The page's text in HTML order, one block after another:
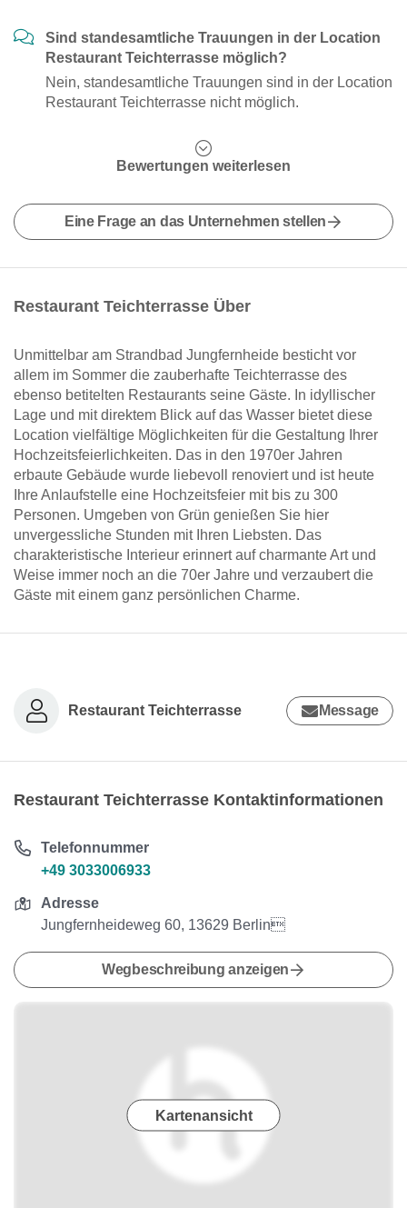
Sind standesamtliche Trauungen in der Location
Restaurant Teichterrasse möglich?
Nein, standesamtliche Trauungen sind in der Location
Restaurant Teichterrasse nicht möglich.
Bewertungen weiterlesen
Eine Frage an das Unternehmen stellen
Restaurant Teichterrasse Über
Unmittelbar am Strandbad Jungfernheide besticht vor
allem im Sommer die zauberhafte Teichterrasse des
ebenso betitelten Restaurants seine Gäste. In idyllischer
Lage und mit direktem Blick auf das Wasser bietet diese
Location vielfältige Möglichkeiten für die Gestaltung Ihrer
Hochzeitsfeierlichkeiten. Das in den 1970er Jahren
erbaute Gebäude wurde liebevoll renoviert und ist heute
Ihre Anlaufstelle eine Hochzeitsfeier mit bis zu 300
Personen. Umgeben von Grün genießen Sie hier
unvergessliche Stunden mit Ihren Liebsten. Das
charakteristische Interieur erinnert auf charmante Art und
Weise immer noch an die 70er Jahre und verzaubert die
Gäste mit einem ganz persönlichen Charme.
Restaurant Teichterrasse Message
Restaurant Teichterrasse Kontaktinformationen
Telefonnummer
+49 3033006933
Adresse
Jungfernheideweg 60, 13629 Berlin
Wegbeschreibung anzeigen
Kartenansicht